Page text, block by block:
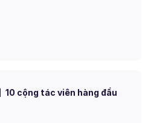
10 cộng tác viên hàng đầu